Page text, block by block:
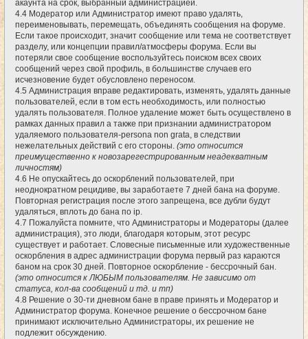
акаунта на срок, выбранный администрацией.
4.4 Модератор или Администратор имеют право удалять,
переименовывать, перемещать, объединять сообщения на форуме.
Если такое происходит, значит сообщение или тема не соответствует
разделу, или концепции правил/атмосферы форума. Если вы
потеряли свое сообщение воспользуйтесь поиском всех своих
сообщений через свой профиль, в большинстве случаев его
исчезновение будет обусловлено переносом.
4.5 Администрация вправе редактировать, изменять, удалять данные
пользователей, если в том есть необходимость, или полностью
удалять пользователя. Полное удаление может быть осуществлено в
рамках данных правил а также при признании администратором
удаляемого пользователя-persona non grata, в следствии
нежелательных действий с его стороны. (это относится
преимущественно к новозарегестрированным неадекватным
личностям)
4.6 Не опускайтесь до оскорблений пользователей, при
неоднократном рецидиве, вы заработаете 7 дней бана на форуме.
Повторная регистрация после этого запрещена, все дубли будут
удаляться, вплоть до бана по ip.
4.7 Пожалуйста помните, что Администраторы и Модераторы (далее
администрация), это люди, благодаря которым, этот ресурс
существует и работает. Словесные письменные или художественные
оскорбления в адрес администрации форума первый раз караются
баном на срок 30 дней. Повторное оскорбление - бессрочный бан.
(это относится к ЛЮБЫМ пользователям. Не зависимо от
статуса, кол-ва сообщений и тд. и тп)
4.8 Решение о 30-ти дневном бане в праве принять и Модератор и
Администратор форума. Конечное решение о бессрочном бане
принимают исключительно Администраторы, их решение не
подлежит обсуждению.